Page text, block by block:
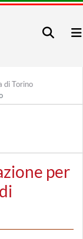
di Torino
per